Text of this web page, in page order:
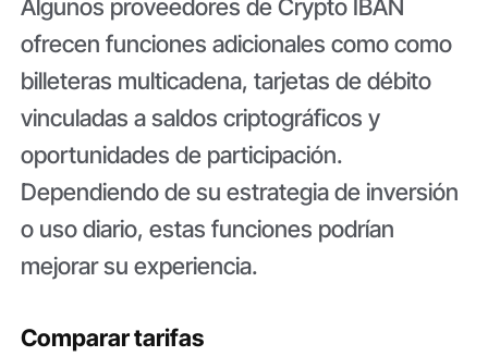
Algunos proveedores de Crypto IBAN
ofrecen funciones adicionales como como
billeteras multicadena, tarjetas de débito
vinculadas a saldos criptográficos y
oportunidades de participación.
Dependiendo de su estrategia de inversión
o uso diario, estas funciones podrían
mejorar su experiencia.
Comparar tarifas